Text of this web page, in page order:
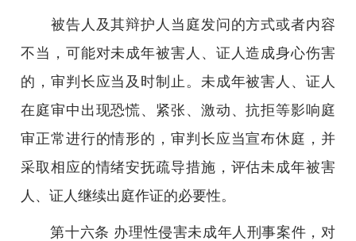
被告人及其辩护人当庭发问的方式或者内容
不当，可能对未成年被害人、证人造成身心伤害
的，审判长应当及时制止。未成年被害人、证人
在庭审中出现恐慌、紧张、激动、抗拒等影响庭
审正常进行的情形的，审判长应当宣布休庭，并
采取相应的情绪安抚疏导措施，评估未成年被害
人、证人继续出庭作证的必要性。
第十六条 办理性侵害未成年人刑事案件，对